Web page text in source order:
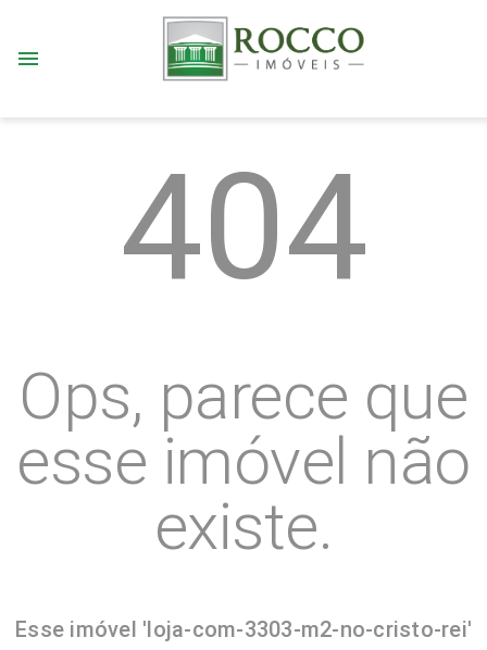
menu
404
Ops, parece que
esse imóvel não
existe.
Esse imóvel 'loja-com-3303-m2-no-cristo-rei'